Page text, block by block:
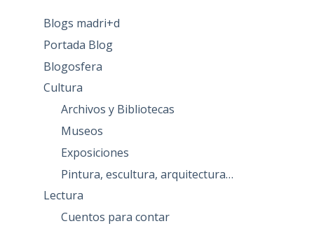
Blogs madri+d
Portada Blog
Blogosfera
Cultura
Archivos y Bibliotecas
Museos
Exposiciones
Pintura, escultura, arquitectura…
Lectura
Cuentos para contar